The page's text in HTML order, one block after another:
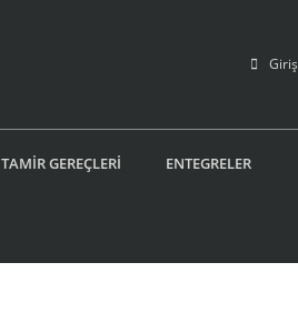
Giriş
TAMİR GEREÇLERİ ENTEGRELER